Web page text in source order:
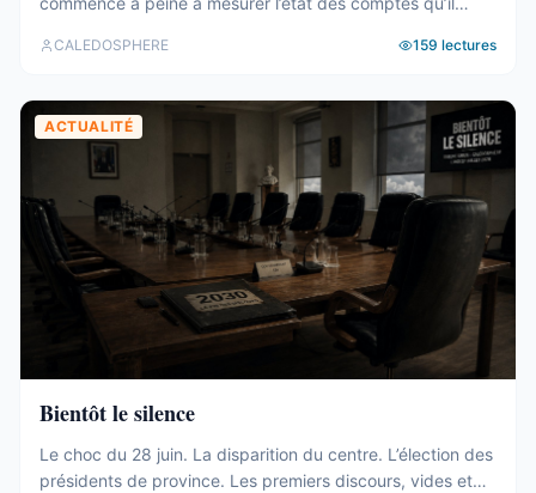
gouvernement, et des comptes qui coincent C’est fait. Le
gouvernement ont été élus au Congrès (abonnés), ...
CALEDOSPHERE 159 lectures
ACTUALITÉ
Bientôt le silence
Le choc du 28 juin. La disparition du centre. L’élection des
présidents de province. Les premiers discours, vides et